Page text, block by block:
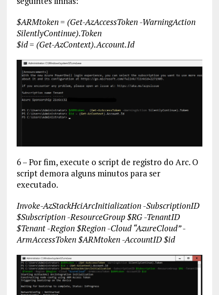
$ARMtoken = (Get-AzAccessToken -WarningAction
SilentlyContinue).Token
$id = (Get-AzContext).Account.Id
6 – Por fim, execute o script de registro do Arc. O
script demora alguns minutos para ser
executado.
Invoke-AzStackHciArcInitialization -SubscriptionID
$Subscription -ResourceGroup $RG -TenantID
$Tenant -Region $Region -Cloud “AzureCloud” -
ArmAccessToken $ARMtoken -AccountID $id